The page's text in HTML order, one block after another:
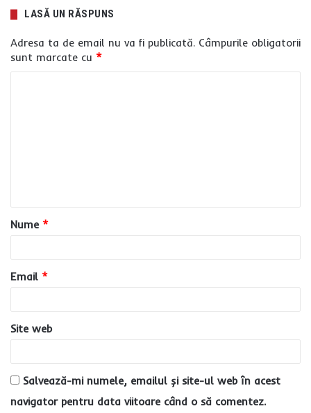
LASĂ UN RĂSPUNS
Adresa ta de email nu va fi publicată. Câmpurile obligatorii
sunt marcate cu *
a
r
u
*
Nume *
Email *
Site web
Salvează-mi numele, emailul și site-ul web în acest
navigator pentru data viitoare când o să comentez.